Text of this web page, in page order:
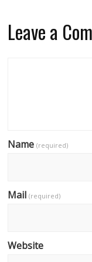
Leave a
Name(required)
Mail(required)
Website